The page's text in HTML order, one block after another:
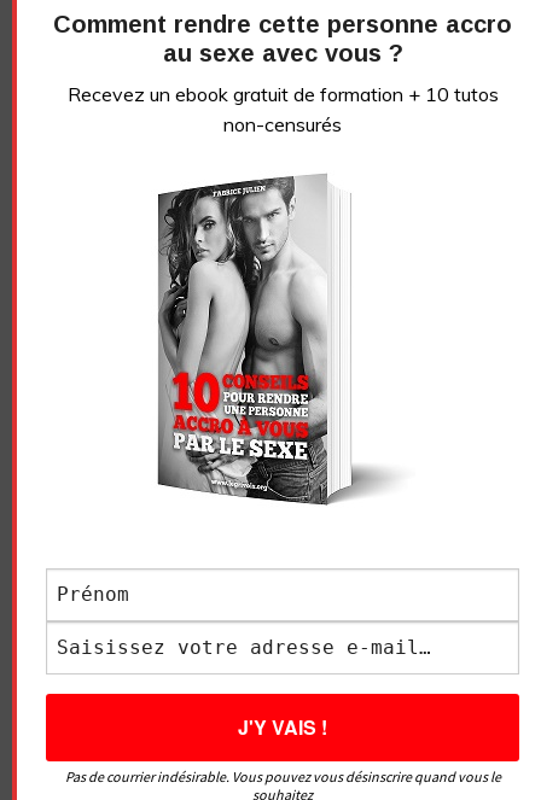
Lui, il a l’air de kiffer son massage de la prostate lol
(massage prostatique)
Votre coach en sexualité qui a adoré parler avec Alice du
Comment rendre cette personne accro
au sexe avec vous ?
Recevez un ebook gratuit de formation + 10 tutos
non-censurés
Pas de courrier indésirable. Vous pouvez vous désinscrire quand vous le
souhaitez